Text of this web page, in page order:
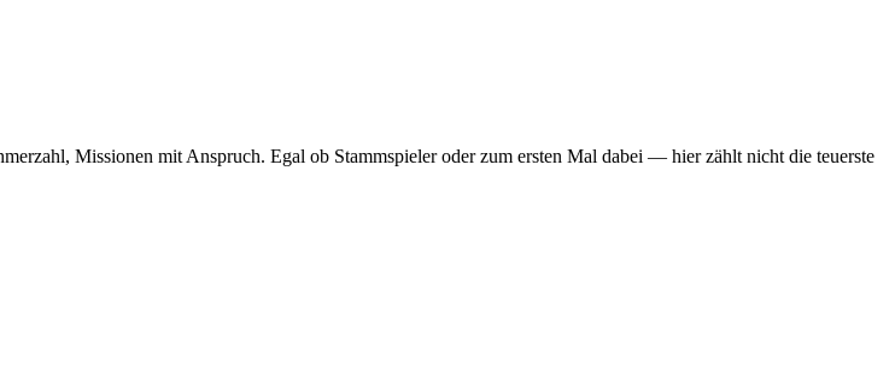
Missionen mit Anspruch. Egal ob Stammspieler oder zum ersten Mal dabei — hier zählt nicht die teuerste